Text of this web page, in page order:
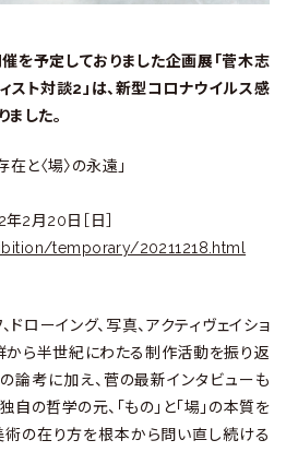
を予定しておりました企画展「菅木志
スト対談2」は、新型コロナウイルス感
ました。
と〈場〉の永遠」
2月20日［日］
temporary/20211218.html
ドローイング、写真、アクティヴェイショ
から半世紀にわたる制作活動を振り返
論考に加え、菅の最新インタビューも
自の哲学の元、「もの」と「場」の本質を
術の在り方を根本から問い直し続ける